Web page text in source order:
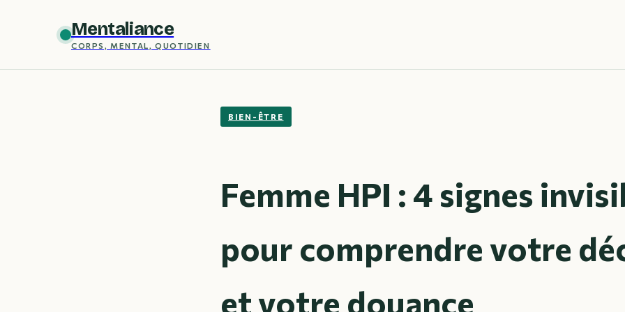
Mentaliance
CORPS, MENTAL, QUOTIDIEN
BIEN-ÊTRE
Femme HPI : 4 signes
pour comprendre votre
et votre douance